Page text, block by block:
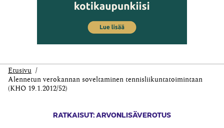
Etusivu
Alennetun verokannan soveltaminen tennisliikuntatoimintaan
(KHO 19.1.2012/52)
RATKAISUT: ARVONLISÄVEROTUS